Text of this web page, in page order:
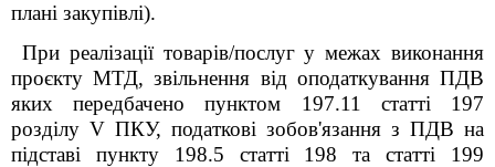
плані закупівлі).
При реалізації товарів/послуг у межах виконання
проєкту МТД, звільнення від оподаткування ПДВ
яких передбачено пунктом 197.11 статті 197
розділу V ПКУ, податкові зобов'язання з ПДВ на
підставі пункту 198.5 статті 198 та статті 199